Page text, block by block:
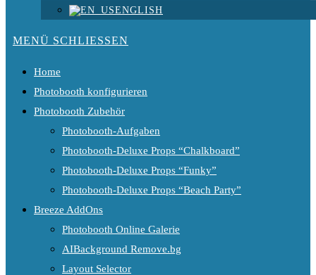
ENGLISH
MENÜ SCHLIESSEN
Home
Photobooth konfigurieren
Photobooth Zubehör
Photobooth-Aufgaben
Photobooth-Deluxe Props “Chalkboard”
Photobooth-Deluxe Props “Funky”
Photobooth-Deluxe Props “Beach Party”
Breeze AddOns
Photobooth Online Galerie
AIBackground Remove.bg
Layout Selector